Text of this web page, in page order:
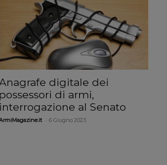
digitale dei
possessori di armi,
interrogazione al Senato
6 Giugno 2023